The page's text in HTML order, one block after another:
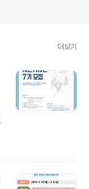
더보기